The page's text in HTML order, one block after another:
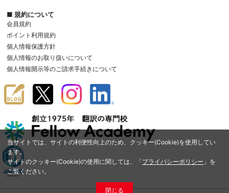
当サイトでは、サイトの利便性向上のため、クッキー(Cookie)を使用してい
ます。
サイトのクッキー(Cookie)の使用に関しては、「プライバシーポリシー 」を
ご覧ください。
閉じる
■ 規約について
会員規約
ポイント利用規約
個人情報保護方針
個人情報のお取り扱いについて
個人情報開示等のご請求手続きについて